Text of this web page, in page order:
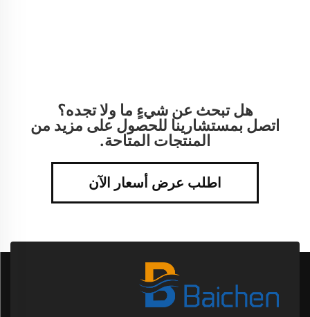
هل تبحث عن شيءٍ ما ولا تجده؟
اتصل بمستشارينا للحصول على مزيد من
المنتجات المتاحة.
اطلب عرض أسعار الآن